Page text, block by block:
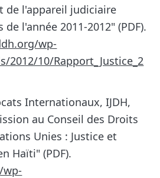
de l'appareil judiciaire
l'année 2011-2012" (PDF).
wp-
2012/10/Rapport_Justice_2
Internationaux, IJDH,
au Conseil des Droits
Unies : Justice et
Haïti" (PDF).